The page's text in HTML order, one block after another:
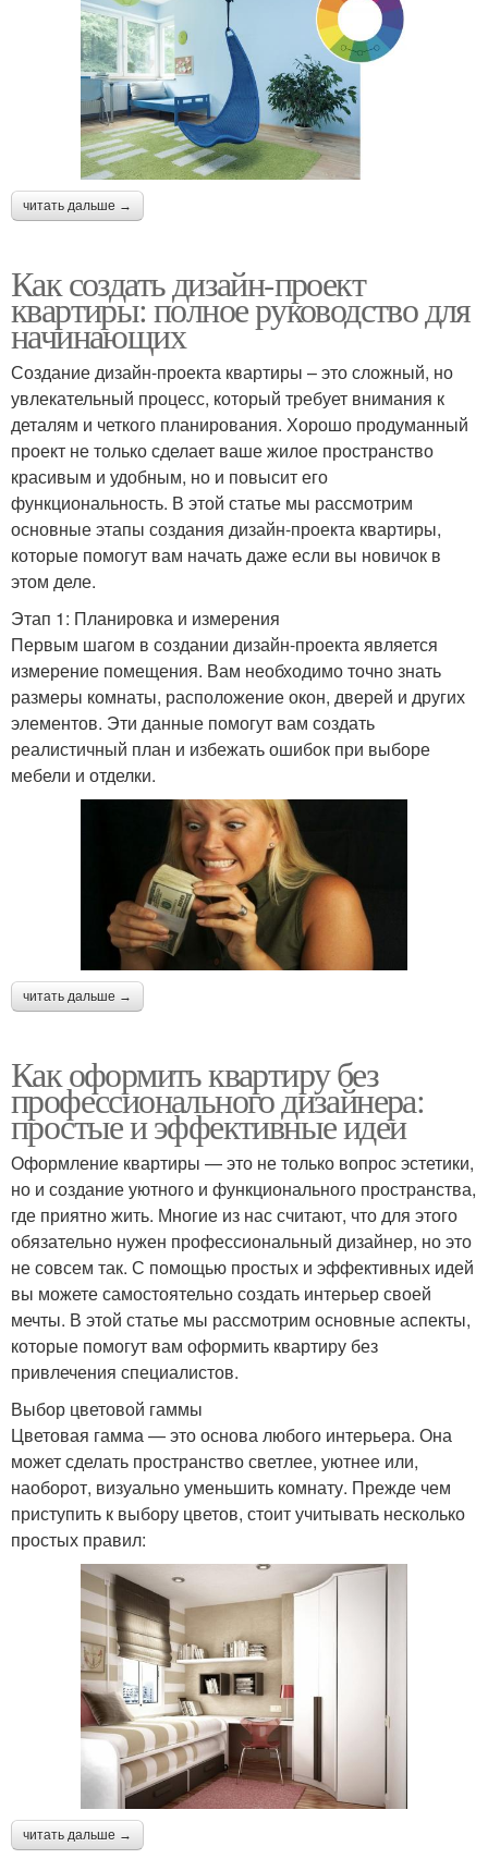
читать дальше →
Как создать дизайн-проект
квартиры: полное руководство для
начинающих
Создание дизайн-проекта квартиры – это сложный, но
увлекательный процесс, который требует внимания к
деталям и четкого планирования. Хорошо продуманный
проект не только сделает ваше жилое пространство
красивым и удобным, но и повысит его
функциональность. В этой статье мы рассмотрим
основные этапы создания дизайн-проекта квартиры,
которые помогут вам начать даже если вы новичок в
этом деле.
Этап 1: Планировка и измерения
Первым шагом в создании дизайн-проекта является
измерение помещения. Вам необходимо точно знать
размеры комнаты, расположение окон, дверей и других
элементов. Эти данные помогут вам создать
реалистичный план и избежать ошибок при выборе
мебели и отделки.
читать дальше →
Как оформить квартиру без
профессионального дизайнера:
простые и эффективные идеи
Оформление квартиры — это не только вопрос эстетики,
но и создание уютного и функционального пространства,
где приятно жить. Многие из нас считают, что для этого
обязательно нужен профессиональный дизайнер, но это
не совсем так. С помощью простых и эффективных идей
вы можете самостоятельно создать интерьер своей
мечты. В этой статье мы рассмотрим основные аспекты,
которые помогут вам оформить квартиру без
привлечения специалистов.
Выбор цветовой гаммы
Цветовая гамма — это основа любого интерьера. Она
может сделать пространство светлее, уютнее или,
наоборот, визуально уменьшить комнату. Прежде чем
приступить к выбору цветов, стоит учитывать несколько
простых правил:
читать дальше →